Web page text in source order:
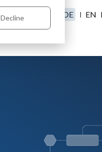
Decline DE | EN